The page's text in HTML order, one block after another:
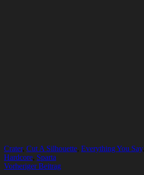
Crater, Cut A Silhouette, Everything You Say,
Hardcore, Sparta
Beitragsnavigation
Vorheriger Beitrag